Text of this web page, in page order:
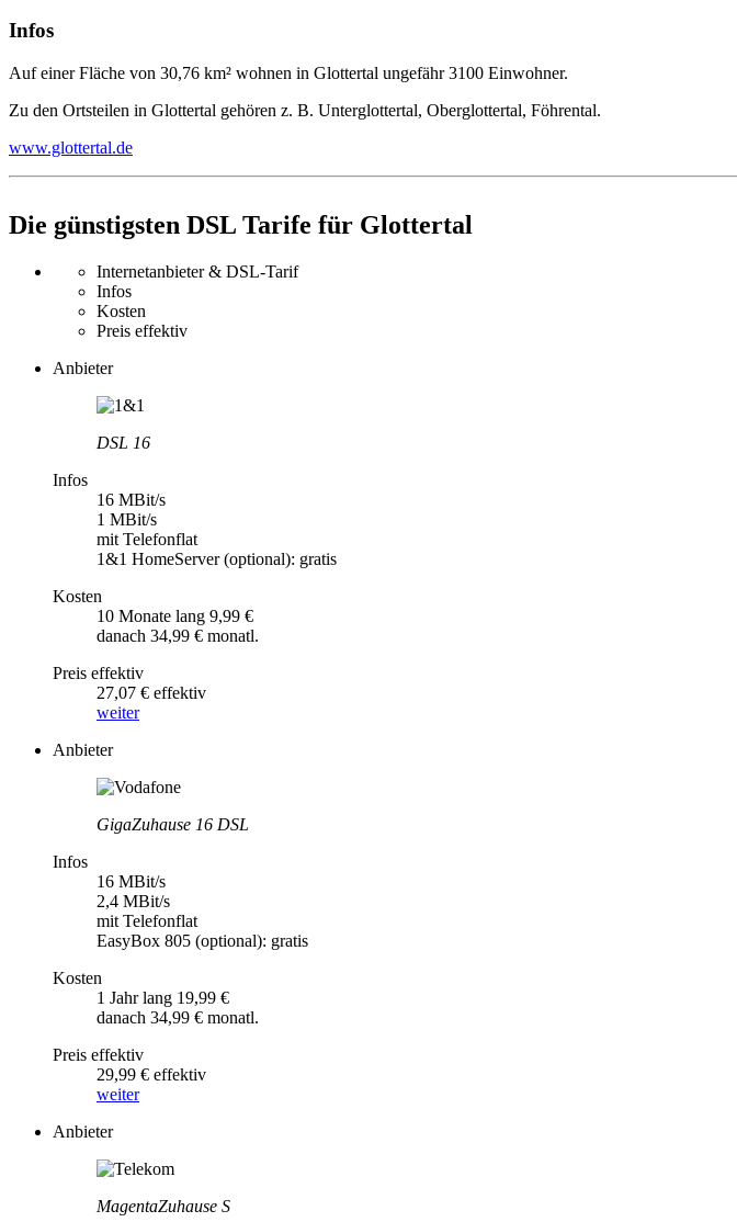
Infos
Auf einer Fläche von 30,76 km² wohnen in Glottertal ungefähr 3100 Einwohner.
Zu den Ortsteilen in Glottertal gehören z. B. Unterglottertal, Oberglottertal, Föhrental.
www.glottertal.de
Die günstigsten DSL Tarife für Glottertal
Internetanbieter & DSL-Tarif
Infos
Kosten
Preis effektiv
Anbieter
DSL 16
Infos
16 MBit/s
1 MBit/s
mit Telefonflat
1&1 HomeServer (optional): gratis
Kosten
10 Monate lang 9,99 €
danach 34,99 € monatl.
Preis effektiv
27,07 € effektiv
weiter
Anbieter
GigaZuhause 16 DSL
Infos
16 MBit/s
2,4 MBit/s
mit Telefonflat
EasyBox 805 (optional): gratis
Kosten
1 Jahr lang 19,99 €
danach 34,99 € monatl.
Preis effektiv
29,99 € effektiv
weiter
Anbieter
MagentaZuhause S